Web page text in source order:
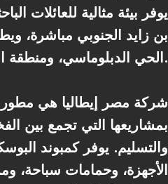
يوفر بيئة مثالية للعائلات
بن زايد الجنوبي مباشرة،
الحي الدبلوماسي، ومنطقة الجامعات، ومركز المعارض، مما يجعله في قلب المناطق الأكثر حيوية ونمواً.
شركة مصر إيطاليا هي مطور
بمشاريعها التي تجمع بين
والتسليم. يوفر كمبوند
الأجهزة، وحمامات سباحة،